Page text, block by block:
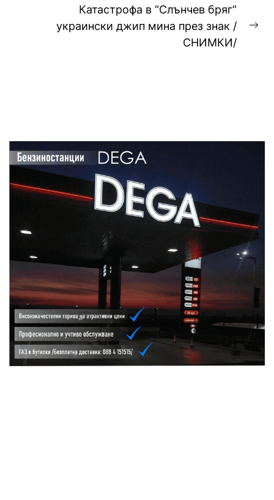
Катастрофа в “Слънчев бряг”
украински джип мина през знак /
СНИМКИ/